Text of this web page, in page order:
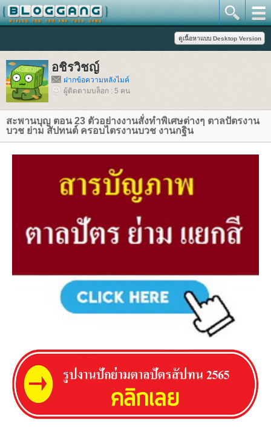
อชิรวิชญ์
ฝากข้อความหลังไมค์
ผู้ติดตามบล็อก : 5 คน
สะพานบุญ ตอน 23 ตัวอย่างงานสั่งทำพิเศษต่างๆ ตาลปัตรงาน
บวช ย่าม สัปทนต์ ครอบไตรงานบวช งานกฐิน